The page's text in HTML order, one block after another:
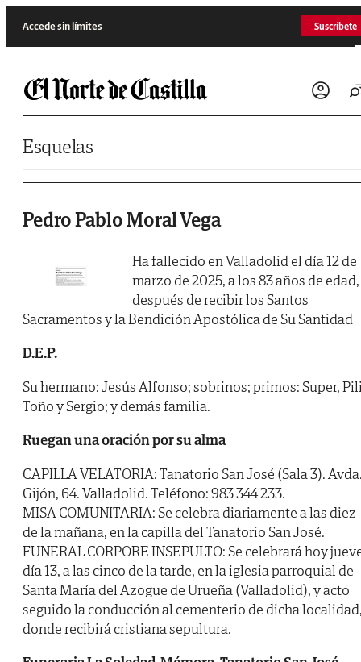
Accede sin límites Suscríbete
Esquelas
Pedro Pablo Moral Vega
Ha fallecido en Valladolid el día 12 de
marzo de 2025, a los 83 años de edad,
después de recibir los Santos
Sacramentos y la Bendición Apostólica de Su Santidad
D.E.P.
Su hermano: Jesús Alfonso; sobrinos; primos: Super,
Toño y Sergio; y demás familia.
Ruegan una oración por su alma
CAPILLA VELATORIA: Tanatorio San José (Sala 3).
Gijón, 64. Valladolid. Teléfono: 983 344 233.
MISA COMUNITARIA: Se celebra diariamente a las diez
de la mañana, en la capilla del Tanatorio San José.
FUNERAL CORPORE INSEPULTO: Se celebrará hoy
día 13, a las cinco de la tarde, en la iglesia parroquial de
Santa María del Azogue de Urueña (Valladolid), y acto
seguido la conducción al cementerio de dicha
donde recibirá cristiana sepultura.